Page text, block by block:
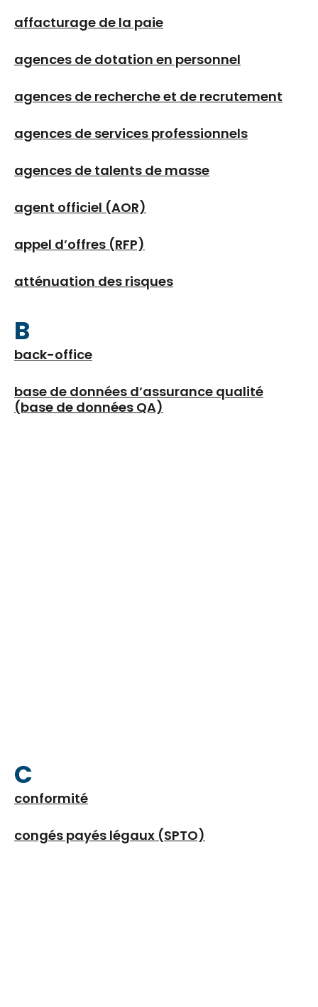
affacturage de la paie
agences de dotation en personnel
agences de recherche et de recrutement
agences de services professionnels
agences de talents de masse
agent officiel (AOR)
appel d’offres (RFP)
atténuation des risques
B
back-office
base de données d’assurance qualité
(base de données QA)
C
conformité
congés payés légaux (SPTO)